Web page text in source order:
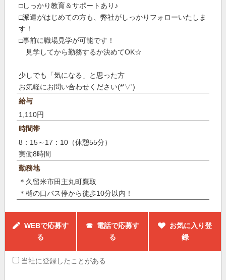
□しっかり教育＆サポートあり♪
□派遣がはじめての方も、弊社がしっかりフォローいたしま
す！
□事前に職場見学が可能です！
見学してから勤務するか決めてOK☆
少しでも「気になる」と思った方
お気軽にお問い合わせください(*'▽')
給与
1,110円
時間帯
8：15～17：10（休憩55分）
実働8時間
勤務地
＊久留米市田主丸町鷹取
＊樋の口バス停から徒歩10分以内！
WEBで応募す
る
☎ 電話で応募す
る
お気に入り登
録
当社に登録したことがある